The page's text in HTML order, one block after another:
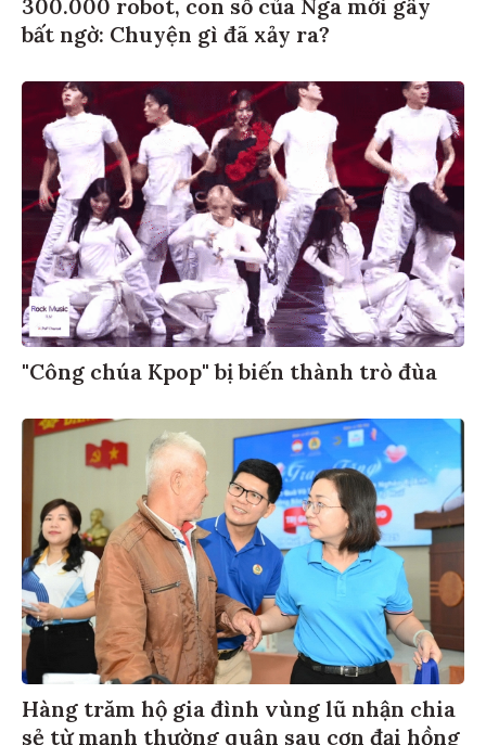
bất ngờ: Chuyện gì đã xảy ra?
"Công chúa Kpop" bị biến thành trò đùa
Hàng trăm hộ gia đình vùng lũ nhận chia
sẻ từ mạnh thường quân sau cơn đại hồng